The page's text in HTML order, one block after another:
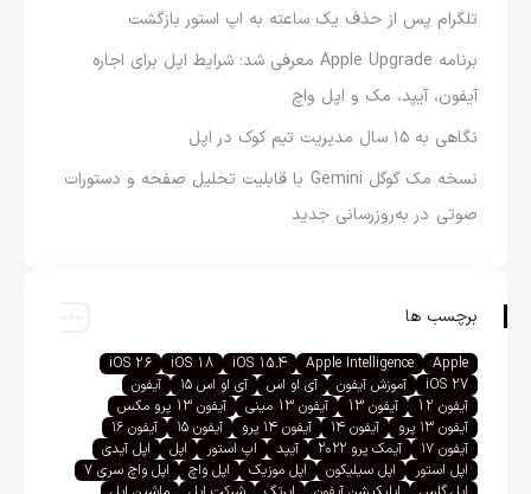
تلگرام پس از حذف یک ساعته به اپ استور بازگشت
برنامه Apple Upgrade معرفی شد؛ شرایط اپل برای اجاره
آیفون، آیپد، مک و اپل واچ
نگاهی به ۱۵ سال مدیریت تیم کوک در اپل
نسخه مک گوگل Gemini با قابلیت تحلیل صفحه و دستورات
صوتی در به‌روزرسانی جدید
برچسب ها
Apple
Apple Intelligence
iOS 15.4
iOS 18
iOS 26
iOS 27
آموزش آیفون آی او اس آی او اس ۱۵
آیفون
آیفون 12
آیفون 13 آیفون 13 مینی
آیفون 13 پرو مکس
آیفون ۱۳ پرو
آیفون ۱۴ آیفون ۱۴ پرو آیفون ۱۵
آیفون ۱۶
آیفون ۱۷
آیمک پرو ۲۰۲۲ آیپد اپ استور اپل
اپل آیدی
اپل استور
اپل سیلیکون اپل موزیک اپل واچ
اپل واچ سری ۷